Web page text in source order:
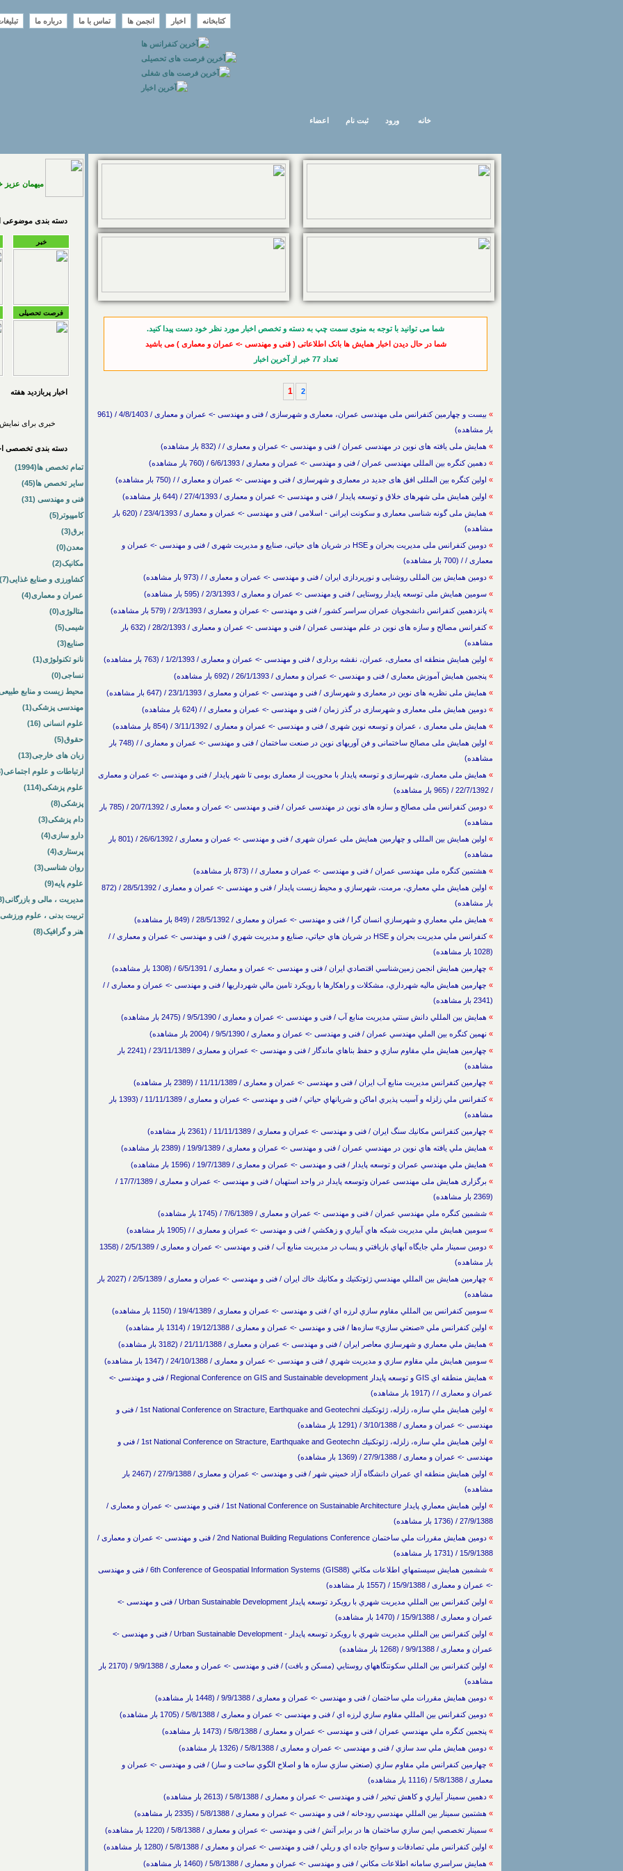
کتابخانه اخبار انجمن ها تماس با ما درباره ما
اعضاء ثبت نام ورود خانه
شما می توانید با توجه به منوی سمت چپ به دسته و تخصص اخبار مورد نظر خود دست پیدا کنید.
شما در حال دیدن اخبار همایش ها بانک اطلاعاتی ( فنی و مهندسی -> عمران و معماری ) می باشید
تعداد 77 خبر از آخرین اخبار
2
1
»
بیست و چهارمین کنفرانس ملی مهندسی عمران، معماری و شهرسازی / فنی و مهندسی -> عمران و معماری / 4/8/1403 / (961
بار مشاهده)
» همایش ملی یافته های نوین در مهندسی عمران / فنی و مهندسی -> عمران و معماری / / (832 بار مشاهده)
» دهمین کنگره بین المللی مهندسی عمران / فنی و مهندسی -> عمران و معماری / 6/6/1393 / (760 بار مشاهده)
» اولین کنگره بین المللی افق های جدید در معماری و شهرسازی / فنی و مهندسی -> عمران و معماری / / (750 بار مشاهده)
» اولین همایش ملی شهرهای خلاق و توسعه پایدار / فنی و مهندسی -> عمران و معماری / 27/4/1393 / (644 بار مشاهده)
»
همایش ملی گونه شناسی معماری و سکونت ایرانی - اسلامی / فنی و مهندسی -> عمران و معماری / 23/4/1393 / (620 بار
مشاهده)
»
دومین کنفرانس ملی مدیریت بحران و HSE در شریان های حیاتی، صنایع و مدیریت شهری / فنی و مهندسی -> عمران و
معماری / / (700 بار مشاهده)
» دومین همایش بین المللی روشنایی و نورپردازی ایران / فنی و مهندسی -> عمران و معماری / / (973 بار مشاهده)
» سومین همایش ملی توسعه پایدار روستایی / فنی و مهندسی -> عمران و معماری / 2/3/1393 / (595 بار مشاهده)
» پانزدهمین کنفرانس دانشجویان عمران سراسر کشور / فنی و مهندسی -> عمران و معماری / 2/3/1393 / (579 بار مشاهده)
»
کنفرانس مصالح و سازه های نوین در علم مهندسی عمران / فنی و مهندسی -> عمران و معماری / 28/2/1393 / (632 بار
مشاهده)
» اولین همایش منطقه ای معماری، عمران، نقشه برداری / فنی و مهندسی -> عمران و معماری / 1/2/1393 / (763 بار مشاهده)
» پنجمین همایش آموزش معماری / فنی و مهندسی -> عمران و معماری / 26/1/1393 / (692 بار مشاهده)
» همایش ملی نظریه های نوین در معماری و شهرسازی / فنی و مهندسی -> عمران و معماری / 23/1/1393 / (647 بار مشاهده)
» دومین همایش ملی معماری و شهرسازی در گذر زمان / فنی و مهندسی -> عمران و معماری / / (624 بار مشاهده)
» همایش ملی معماری ، عمران و توسعه نوین شهری / فنی و مهندسی -> عمران و معماری / 3/11/1392 / (854 بار مشاهده)
»
اولین همایش ملی مصالح ساختمانی و فن آوریهای نوین در صنعت ساختمان / فنی و مهندسی -> عمران و معماری / / (748 بار
مشاهده)
» همایش ملی معماری، شهرسازی و توسعه پایدار با محوریت از معماری بومی تا شهر پایدار / فنی و مهندسی -> عمران و معماری
/ 22/7/1392 / (965 بار مشاهده)
»
دومین کنفرانس ملی مصالح و سازه های نوین در مهندسی عمران / فنی و مهندسی -> عمران و معماری / 20/7/1392 / (785 بار
مشاهده)
»
اولین همایش بین المللی و چهارمین همایش ملی عمران شهری / فنی و مهندسی -> عمران و معماری / 26/6/1392 / (801 بار
مشاهده)
» هشتمین کنگره ملی مهندسی عمران / فنی و مهندسی -> عمران و معماری / / (873 بار مشاهده)
»
اولين همايش ملي معماري، مرمت، شهرسازي و محيط زيست پايدار / فنی و مهندسی -> عمران و معماری / 28/5/1392 / (872
بار مشاهده)
» همايش ملي معماري و شهرسازي انسان گرا / فنی و مهندسی -> عمران و معماری / 28/5/1392 / (849 بار مشاهده)
»
كنفرانس ملي مديريت بحران و HSE در شريان هاي حياتي، صنايع و مديريت شهري / فنی و مهندسی -> عمران و معماری / /
(1028 بار مشاهده)
» چهارمين همايش انجمن زمين‌شناسي اقتصادي ايران / فنی و مهندسی -> عمران و معماری / 6/5/1391 / (1308 بار مشاهده)
» چهارمين همايش ماليه شهرداري، مشكلات و راهكارها با رويكرد تامين مالي شهرداريها / فنی و مهندسی -> عمران و معماری / /
(2341 بار مشاهده)
» همايش بين المللي دانش سنتي مديريت منابع آب / فنی و مهندسی -> عمران و معماری / 9/5/1390 / (2475 بار مشاهده)
» نهمين كنگره بين الملي مهندسي عمران / فنی و مهندسی -> عمران و معماری / 9/5/1390 / (2004 بار مشاهده)
»
چهارمين همايش ملي مقاوم سازي و حفظ بناهاي ماندگار / فنی و مهندسی -> عمران و معماری / 23/11/1389 / (2241 بار
مشاهده)
» چهارمين كنفرانس مديريت منابع آب ايران / فنی و مهندسی -> عمران و معماری / 11/11/1389 / (2389 بار مشاهده)
»
كنفرانس ملي زلزله و آسيب پذيري اماكن و شريانهاي حياتي / فنی و مهندسی -> عمران و معماری / 11/11/1389 / (1393 بار
مشاهده)
» چهارمين كنفرانس مكانيك سنگ ايران / فنی و مهندسی -> عمران و معماری / 11/11/1389 / (2361 بار مشاهده)
» همايش ملي يافته هاي نوين در مهندسي عمران / فنی و مهندسی -> عمران و معماری / 19/9/1389 / (2389 بار مشاهده)
» همايش ملي مهندسي عمران و توسعه پايدار / فنی و مهندسی -> عمران و معماری / 19/7/1389 / (1596 بار مشاهده)
»
برگزاری همایش ملی مهندسی عمران وتوسعه پایدار در واحد استهبان / فنی و مهندسی -> عمران و معماری / 17/7/1389 /
(2369 بار مشاهده)
» ششمين كنگره ملي مهندسي عمران / فنی و مهندسی -> عمران و معماری / 7/6/1389 / (1745 بار مشاهده)
» سومين همايش ملي مديريت شبكه هاي آبياري و زهكشي / فنی و مهندسی -> عمران و معماری / / (1905 بار مشاهده)
»
دومين سمينار ملي جايگاه آبهاي بازيافتي و پساب در مديريت منابع آب / فنی و مهندسی -> عمران و معماری / 2/5/1389 / (1358
بار مشاهده)
»
چهارمين همايش بين المللي مهندسي ژئوتكنيك و مكانيك خاك ايران / فنی و مهندسی -> عمران و معماری / 2/5/1389 / (2027 بار
مشاهده)
» سومين كنفرانس بين المللي مقاوم سازي لرزه اي / فنی و مهندسی -> عمران و معماری / 19/4/1389 / (1150 بار مشاهده)
» اولين كنفرانس ملي «صنعتي سازي» سازه‌ها / فنی و مهندسی -> عمران و معماری / 19/12/1388 / (1314 بار مشاهده)
» همايش ملي معماري و شهرسازي معاصر ايران / فنی و مهندسی -> عمران و معماری / 21/11/1388 / (3182 بار مشاهده)
» سومين همايش ملي مقاوم سازي و مديريت شهري / فنی و مهندسی -> عمران و معماری / 24/10/1388 / (1347 بار مشاهده)
»
همايش منطقه اي GIS و توسعه پايدار Regional Conference on GIS and Sustainable development / فنی و مهندسی ->
عمران و معماری / / (1917 بار مشاهده)
»
اولين همايش ملي سازه، زلزله، ژئوتكنيك 1st National Conference on Stracture, Earthquake and Geotechni / فنی و
مهندسی -> عمران و معماری / 3/10/1388 / (1291 بار مشاهده)
»
اولين همايش ملي سازه، زلزله، ژئوتكنيك 1st National Conference on Stracture, Earthquake and Geotechn / فنی و
مهندسی -> عمران و معماری / 27/9/1388 / (1369 بار مشاهده)
»
اولين همايش منطقه اي عمران دانشگاه آزاد خميني شهر / فنی و مهندسی -> عمران و معماری / 27/9/1388 / (2467 بار
مشاهده)
»
اولين همايش معماري پايدار 1st National Conference on Sustainable Architecture / فنی و مهندسی -> عمران و معماری /
27/9/1388 / (1736 بار مشاهده)
»
دومين همايش مقررات ملي ساختمان 2nd National Building Regulations Conference / فنی و مهندسی -> عمران و معماری /
15/9/1388 / (1731 بار مشاهده)
»
ششمين همايش سيستمهاي اطلاعات مكاني 6th Conference of Geospatial Information Systems (GIS88) / فنی و مهندسی
-> عمران و معماری / 15/9/1388 / (1557 بار مشاهده)
»
اولين كنفرانس بين­ المللي مديريت شهري با رويكرد توسعه پايدار Urban Sustainable Development / فنی و مهندسی ->
عمران و معماری / 15/9/1388 / (1470 بار مشاهده)
»
اولين كنفرانس بين­ المللي مديريت شهري با رويكرد توسعه پايدار - Urban Sustainable Development / فنی و مهندسی ->
عمران و معماری / 9/9/1388 / (1268 بار مشاهده)
»
اولين كنفرانس بين المللي سكونتگاههاي روستايي (مسكن و بافت) / فنی و مهندسی -> عمران و معماری / 9/9/1388 / (2170 بار
مشاهده)
» دومين همايش مقررات ملي ساختمان / فنی و مهندسی -> عمران و معماری / 9/9/1388 / (1448 بار مشاهده)
» دومين كنفرانس بين المللي مقاوم سازي لرزه اي / فنی و مهندسی -> عمران و معماری / 5/8/1388 / (1705 بار مشاهده)
» پنجمين كنگره ملي مهندسي عمران / فنی و مهندسی -> عمران و معماری / 5/8/1388 / (1473 بار مشاهده)
» دومين همايش ملي سد سازي / فنی و مهندسی -> عمران و معماری / 5/8/1388 / (1326 بار مشاهده)
» چهارمين كنفرانس ملي مقاوم سازي (صنعتي سازي سازه ها و اصلاح الگوي ساخت و ساز) / فنی و مهندسی -> عمران و
معماری / 5/8/1388 / (1116 بار مشاهده)
» دهمين سمينار آبياري و كاهش تبخير / فنی و مهندسی -> عمران و معماری / 5/8/1388 / (2613 بار مشاهده)
» هشتمين سمينار بين المللي مهندسي رودخانه / فنی و مهندسی -> عمران و معماری / 5/8/1388 / (2335 بار مشاهده)
» سمينار تخصصي ايمن سازي ساختمان ها در برابر آتش / فنی و مهندسی -> عمران و معماری / 5/8/1388 / (1220 بار مشاهده)
» اولين كنفرانس ملي تصادفات و سوانح جاده اي و ريلي / فنی و مهندسی -> عمران و معماری / 5/8/1388 / (1280 بار مشاهده)
» همايش سراسري سامانه اطلاعات مكاني / فنی و مهندسی -> عمران و معماری / 5/8/1388 / (1460 بار مشاهده)
میهمان عزیز
دسته بندی موضوعی
خبر
فرصت تحصیلی
اخبار پربازديد هفته
خبری برای
دسته بندی تخصصی
تمام تخصص ها(1994)
سایر تخصص ها(45)
فنی و مهندسی (31)
کامپیوتر(5)
برق(3)
معدن(0)
مکانیک(2)
کشاورزی و صنایع غذایی(7)
عمران و معماری(4)
متالوژی(0)
شیمی(5)
صنایع(3)
نانو تکنولوژی(1)
نساجی(0)
محیط زیست و منابع
مهندسی پزشکی(1)
علوم انسانی (16)
حقوق(5)
زبان های خارجی(13)
ارتباطات و علوم اجتماعی(3)
علوم پزشکی(114)
پزشکی(8)
دام پزشکی(3)
دارو سازی(4)
پرستاری(4)
روان شناسی(3)
علوم پایه(9)
مدیریت ، مالی و بازرگانی(13)
تربیت بدنی ، علوم
هنر و گرافیک(8)